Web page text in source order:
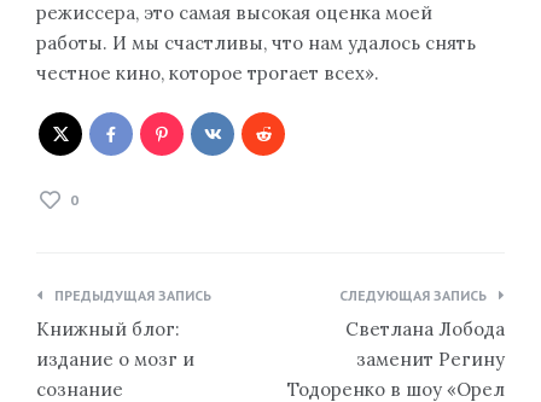
режиссера, это самая высокая оценка моей
работы. И мы счастливы, что нам удалось снять
честное кино, которое трогает всех».
0
Навигация
по
записям
ПРЕДЫДУЩАЯ ЗАПИСЬ
Книжный блог:
издание о мозг и
сознание
СЛЕДУЮЩАЯ ЗАПИСЬ
Светлана Лобода
заменит Регину
Тодоренко в шоу «Орел